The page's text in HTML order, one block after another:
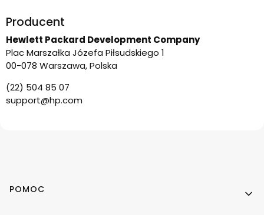
Producent
Hewlett Packard Development Company
Plac Marszałka Józefa Piłsudskiego 1
00-078 Warszawa, Polska
(22) 504 85 07
support@hp.com
Linki w stopce
POMOC